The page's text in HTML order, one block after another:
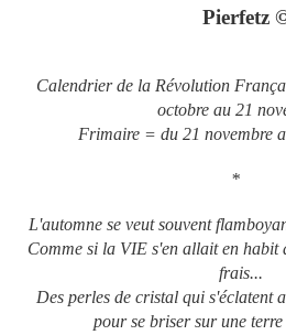
Pierfetz
Calendrier de la Révolution
octobre au 21
Frimaire = du 21 novembre
*
L'automne se veut souvent
Comme si la VIE s'en allait en habit
frais...
Des perles de cristal qui s'éclatent
pour se briser sur une